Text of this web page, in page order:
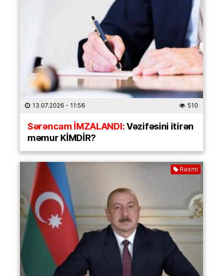
13.07.2026 - 11:56 510
Sərəncam İMZALANDI:Vəzifəsini itirən
məmur KİMDİR?
Rəsmi